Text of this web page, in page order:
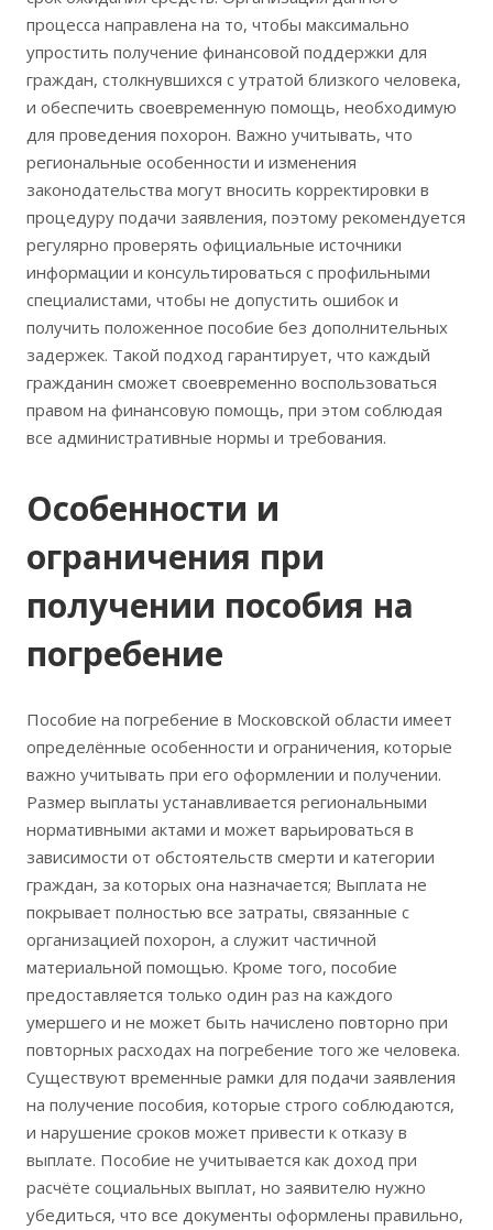
процесса направлена на то, чтобы максимально
упростить получение финансовой поддержки для
граждан, столкнувшихся с утратой близкого человека,
и обеспечить своевременную помощь, необходимую
для проведения похорон. Важно учитывать, что
региональные особенности и изменения
законодательства могут вносить корректировки в
процедуру подачи заявления, поэтому рекомендуется
регулярно проверять официальные источники
информации и консультироваться с профильными
специалистами, чтобы не допустить ошибок и
получить положенное пособие без дополнительных
задержек. Такой подход гарантирует, что каждый
гражданин сможет своевременно воспользоваться
правом на финансовую помощь, при этом соблюдая
все административные нормы и требования.
Особенности и
ограничения при
получении пособия на
погребение
Пособие на погребение в Московской области имеет
определённые особенности и ограничения, которые
важно учитывать при его оформлении и получении.
Размер выплаты устанавливается региональными
нормативными актами и может варьироваться в
зависимости от обстоятельств смерти и категории
граждан, за которых она назначается; Выплата не
покрывает полностью все затраты, связанные с
организацией похорон, а служит частичной
материальной помощью. Кроме того, пособие
предоставляется только один раз на каждого
умершего и не может быть начислено повторно при
повторных расходах на погребение того же человека.
Существуют временные рамки для подачи заявления
на получение пособия, которые строго соблюдаются,
и нарушение сроков может привести к отказу в
выплате. Пособие не учитывается как доход при
расчёте социальных выплат, но заявителю нужно
убедиться, что все документы оформлены правильно,